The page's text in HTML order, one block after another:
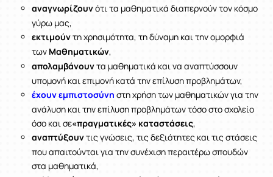
αναγνωρίζουνότι τα μαθηματικά διαπερνούν τον κόσμο
γύρω μας,
εκτιμούντη χρησιμότητα, τη δύναμη και την ομορφιά
των Μαθηματικών,
απολαμβάνουντα μαθηματικά και να αναπτύσσουν
υπομονή και επιμονή κατά την επίλυση προβλημάτων,
έχουν εμπιστοσύνη στη χρήση των μαθηματικών για την
ανάλυση και την επίλυση προβλημάτων τόσο στο σχολείο
όσο και σε«πραγματικές» καταστάσεις,
αναπτύξουντις γνώσεις, τις δεξιότητες και τις στάσεις
που απαιτούνται για την συνέχιση περαιτέρω σπουδών
στα μαθηματικά,